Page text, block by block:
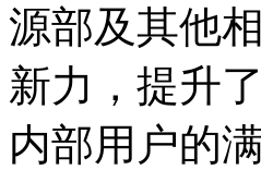
源部及其他
新力，提升
内部用户的